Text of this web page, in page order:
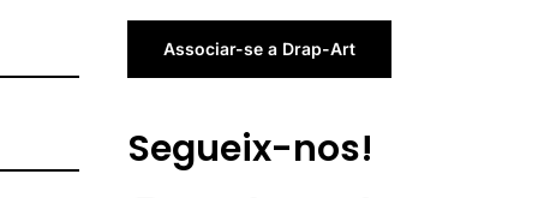
Associar-se a Drap-Art
Segueix-nos!